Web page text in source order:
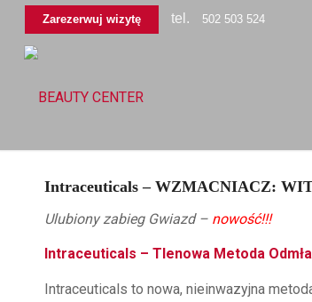
Zarezerwuj wizytę tel. 502 503 524
Intraceuticals – WZMACNIACZ:
Ulubiony zabieg Gwiazd – nowość!!!
Intraceuticals – Tlenowa Metoda
Intraceuticals to nowa, nieinwazyjna